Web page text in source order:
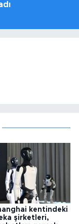
kentindeki
şirketleri,